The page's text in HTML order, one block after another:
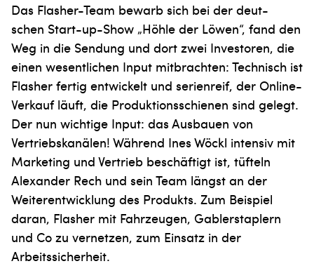
Das Flasher-Team bewarb sich bei der deut-
schen Start-up-Show „Höhle der Löwen“, fand den
Weg in die Sendung und dort zwei Investoren, die
einen wesentlichen Input mitbrachten: Technisch ist
Flasher fertig entwickelt und serienreif, der Online-
Verkauf läuft, die Produktionsschienen sind gelegt.
Der nun wichtige Input: das Ausbauen von
Vertriebskanälen! Während Ines Wöckl intensiv mit
Marketing und Vertrieb beschäftigt ist, tüfteln
Alexander Rech und sein Team längst an der
Weiterentwicklung des Produkts. Zum Beispiel
daran, Flasher mit Fahrzeugen, Gablerstaplern
und Co zu vernetzen, zum Einsatz in der
Arbeitssicherheit.